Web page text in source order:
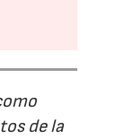
de la